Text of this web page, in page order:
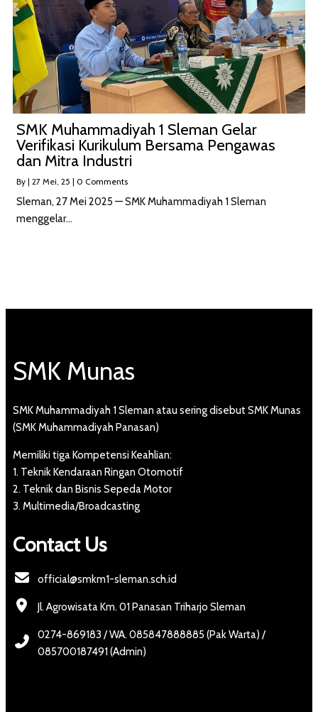
SMK Muhammadiyah 1 Sleman Gelar
Verifikasi Kurikulum Bersama Pengawas
dan Mitra Industri
By | 27 Mei, 25 | 0 Comments
Sleman, 27 Mei 2025 — SMK Muhammadiyah 1 Sleman
menggelar…
SMK Munas
SMK Muhammadiyah 1 Sleman atau sering disebut SMK Munas
(SMK Muhammadiyah Panasan)
Memiliki tiga Kompetensi Keahlian:
1. Teknik Kendaraan Ringan Otomotif
2. Teknik dan Bisnis Sepeda Motor
3. Multimedia/Broadcasting
Contact Us
official@smkm1-sleman.sch.id
Jl. Agrowisata Km. 01 Panasan Triharjo Sleman
0274-869183 / WA. 085847888885 (Pak Warta) /
085700187491 (Admin)